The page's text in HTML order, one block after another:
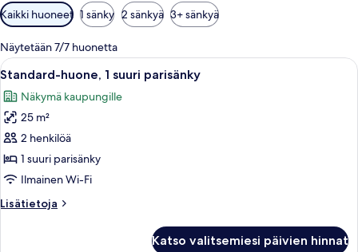
Huoneille
saatavilla
olevia
suodattimia
Kaikki huoneet 1 sänky 2 sänkyä 3+ sänkyä
Näytetään 7/7 huonetta
Avaa
kaikki
huonetyypin
Standard-
huone,
1
suuri
kuvat
Moderni hotellihuone, jossa on
8
Standard-huone, 1 suuri parisänky
Näkymä kaupungille
25 m²
2 henkilöä
1 suuri parisänky
Ilmainen Wi-Fi
Lisätietoja
Lisätietoja
Katso valitsemiesi päivien hinnat